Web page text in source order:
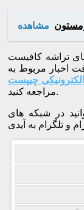
مشاهده
تراشه کافیست
اخبار مربوط به
چیپست
مراجعه کنید.
در شبکه های